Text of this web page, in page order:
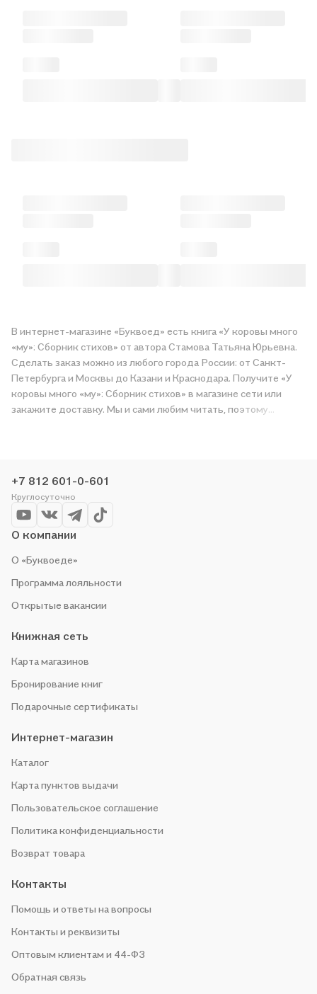
В интернет-магазине «Буквоед» есть книга «У коровы много
«му»: Сборник стихов» от автора Стамова Татьяна Юрьевна.
Сделать заказ можно из любого города России: от Санкт-
Петербурга и Москвы до Казани и Краснодара. Получите «У
коровы много «му»: Сборник стихов» в магазине сети или
закажите доставку. Мы и сами любим читать, поэтому
+7 812 601-0-601
Круглосуточно
О компании
О «Буквоеде»
Программа лояльности
Открытые вакансии
Книжная сеть
Карта магазинов
Бронирование книг
Подарочные сертификаты
Интернет-магазин
Каталог
Карта пунктов выдачи
Пользовательское соглашение
Политика конфиденциальности
Возврат товара
Контакты
Помощь и ответы на вопросы
Контакты и реквизиты
Оптовым клиентам и 44-ФЗ
Обратная связь